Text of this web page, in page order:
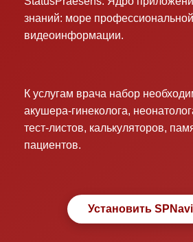
знаний: море профессиональной
видеоинформации.
К услугам врача набор
акушера-гинеколога,
тест-листов, калькуляторов,
пациентов.
Установить